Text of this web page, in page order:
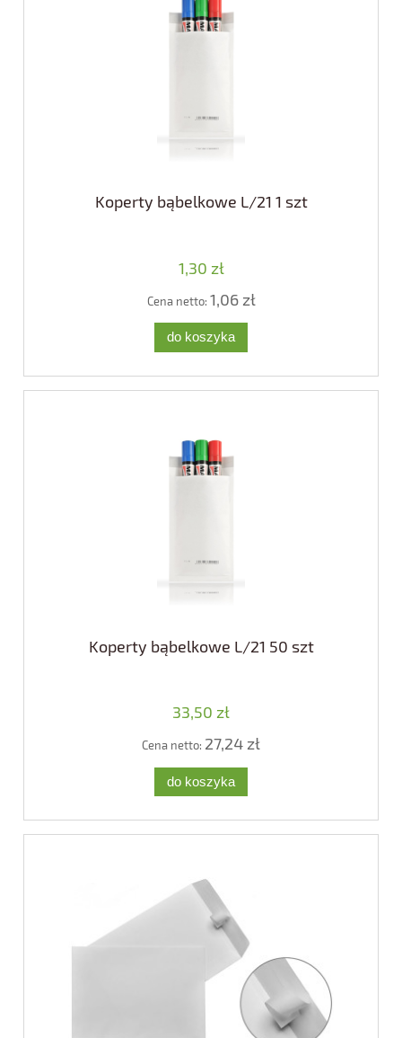
Koperty bąbelkowe L/21 1 szt
1,30 zł
Cena netto: 1,06 zł
do koszyka
Koperty bąbelkowe L/21 50 szt
33,50 zł
Cena netto: 27,24 zł
do koszyka